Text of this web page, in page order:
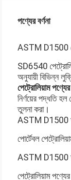
পণ্যের বর্ণনা
ASTM D1500
SD6540
অনুযায়ী বিভিন্ন
পেট্রোলিয়াম
নির্ণয়ের পদ্ধতি হল
তুলনা করা।
ASTM D1500
পোর্টেবল
ASTM D1500
পেট্রোলিয়াম